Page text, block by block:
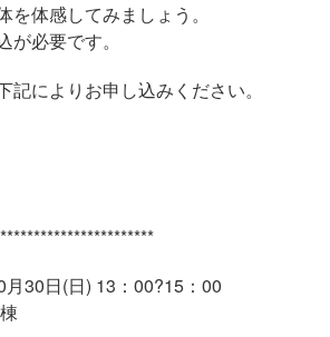
体感してみましょう。
が必要です。
記によりお申し込みください。
30日(日) 13：00?15：00